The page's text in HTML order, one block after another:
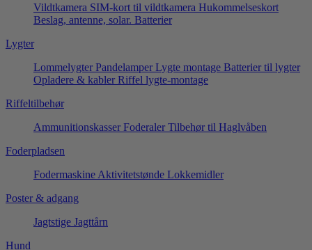
Vildtkamera SIM-kort til vildtkamera Hukommelseskort
Beslag, antenne, solar. Batterier
Lygter
Lommelygter Pandelamper Lygte montage Batterier til lygter
Opladere & kabler Riffel lygte-montage
Riffeltilbehør
Ammunitionskasser Foderaler Tilbehør til Haglvåben
Foderpladsen
Fodermaskine Aktivitetstønde Lokkemidler
Poster & adgang
Jagtstige Jagttårn
Hund